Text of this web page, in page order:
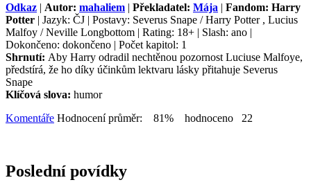
Odkaz | Autor: mahaliem | Překladatel: Mája | Fandom: Harry
Potter | Jazyk: ČJ | Postavy: Severus Snape / Harry Potter , Lucius
Malfoy / Neville Longbottom | Rating: 18+ | Slash: ano |
Dokončeno: dokončeno | Počet kapitol: 1
Shrnutí: Aby Harry odradil nechtěnou pozornost Luciuse Malfoye,
předstírá, že ho díky účinkům lektvaru lásky přitahuje Severus
Snape
Klíčová slova: humor
Komentáře Hodnocení průměr: 81% hodnoceno 22
Poslední povídky